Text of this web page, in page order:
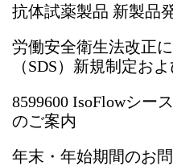
抗体試薬製品 新製品
労働安全衛生法改正
（SDS）新規制定お
8599600 IsoFlowシー
のご案内
年末・年始期間のお